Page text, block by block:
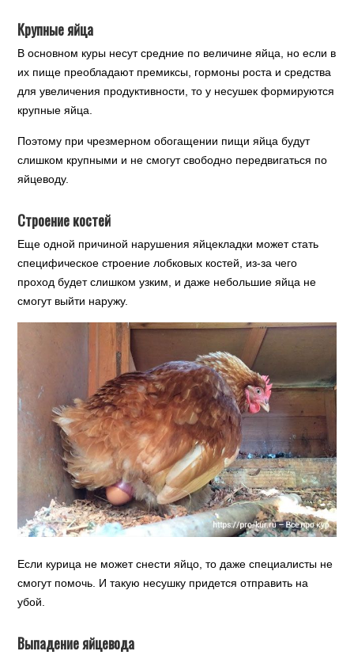
Крупные яйца
В основном куры несут средние по величине яйца, но если в
их пище преобладают премиксы, гормоны роста и средства
для увеличения продуктивности, то у несушек формируются
крупные яйца.
Поэтому при чрезмерном обогащении пищи яйца будут
слишком крупными и не смогут свободно передвигаться по
яйцеводу.
Строение костей
Еще одной причиной нарушения яйцекладки может стать
специфическое строение лобковых костей, из-за чего
проход будет слишком узким, и даже небольшие яйца не
смогут выйти наружу.
Если курица не может снести яйцо, то даже специалисты не
смогут помочь. И такую несушку придется отправить на
убой.
Выпадение яйцевода